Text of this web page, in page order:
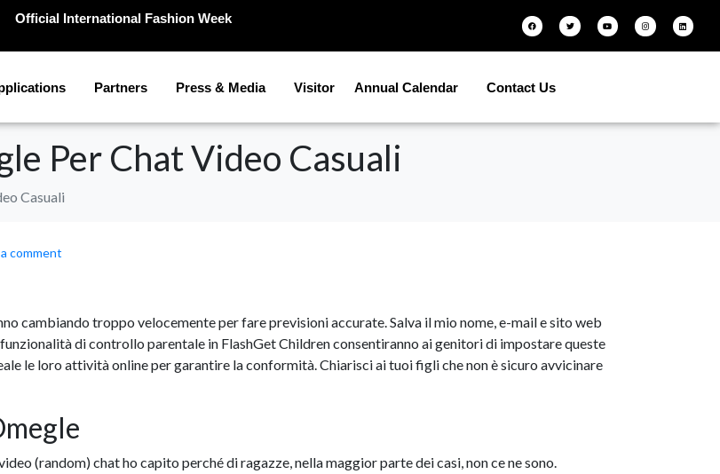
Official International Fashion Week
Partners Press & Media Visitor Annual Calendar Contact Us
Per Chat Video Casuali
Casuali
comment
cambiando troppo velocemente per fare previsioni accurate. Salva il mio nome, e-mail e sito web
di controllo parentale in FlashGet Children consentiranno ai genitori di impostare queste
le loro attività online per garantire la conformità. Chiarisci ai tuoi figli che non è sicuro avvicinare
(random) chat ho capito perché di ragazze, nella maggior parte dei casi, non ce ne sono.